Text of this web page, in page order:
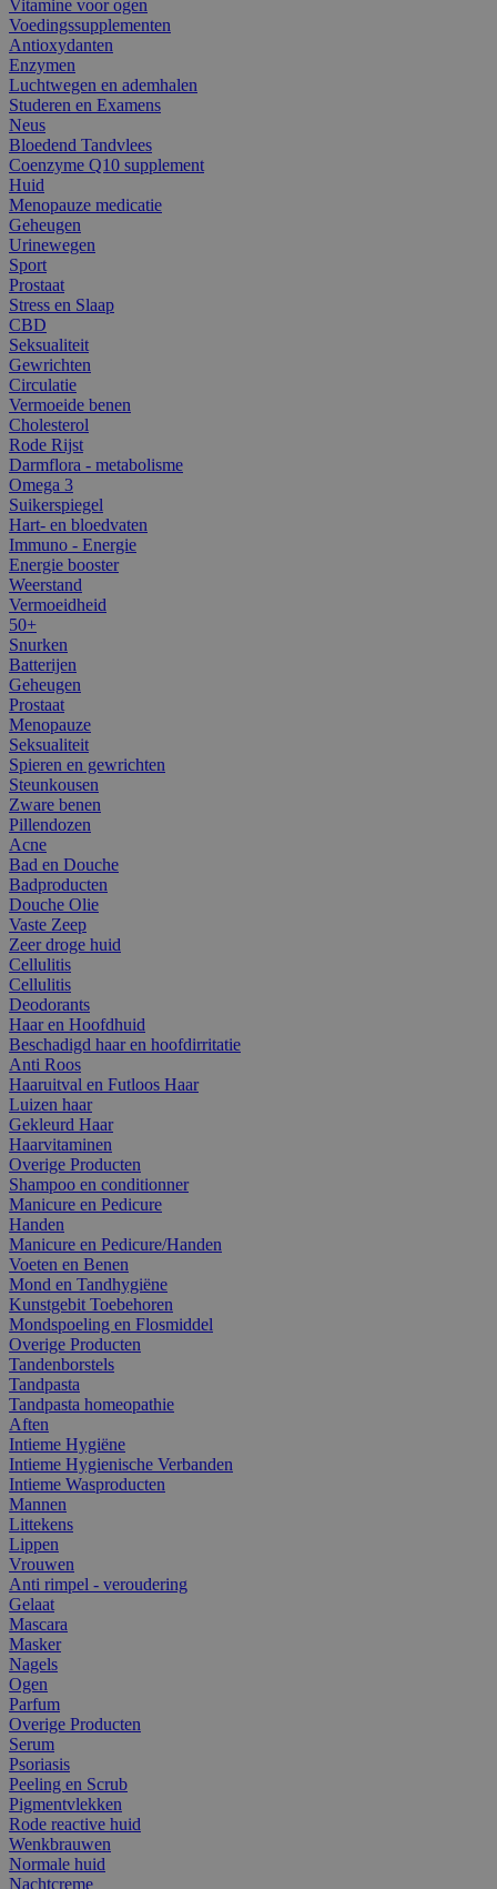
Vitamine voor ogen
Voedingssupplementen
Antioxydanten
Enzymen
Luchtwegen en ademhalen
Studeren en Examens
Neus
Bloedend Tandvlees
Coenzyme Q10 supplement
Huid
Menopauze medicatie
Geheugen
Urinewegen
Sport
Prostaat
Stress en Slaap
CBD
Seksualiteit
Gewrichten
Circulatie
Vermoeide benen
Cholesterol
Rode Rijst
Darmflora - metabolisme
Omega 3
Suikerspiegel
Hart- en bloedvaten
Immuno - Energie
Energie booster
Weerstand
Vermoeidheid
50+
Snurken
Batterijen
Geheugen
Prostaat
Menopauze
Seksualiteit
Spieren en gewrichten
Steunkousen
Zware benen
Pillendozen
Acne
Bad en Douche
Badproducten
Douche Olie
Vaste Zeep
Zeer droge huid
Cellulitis
Cellulitis
Deodorants
Haar en Hoofdhuid
Beschadigd haar en hoofdirritatie
Anti Roos
Haaruitval en Futloos Haar
Luizen haar
Gekleurd Haar
Haarvitaminen
Overige Producten
Shampoo en conditionner
Manicure en Pedicure
Handen
Manicure en Pedicure/Handen
Voeten en Benen
Mond en Tandhygiëne
Kunstgebit Toebehoren
Mondspoeling en Flosmiddel
Overige Producten
Tandenborstels
Tandpasta
Tandpasta homeopathie
Aften
Intieme Hygiëne
Intieme Hygienische Verbanden
Intieme Wasproducten
Mannen
Littekens
Lippen
Vrouwen
Anti rimpel - veroudering
Gelaat
Mascara
Masker
Nagels
Ogen
Parfum
Overige Producten
Serum
Psoriasis
Peeling en Scrub
Pigmentvlekken
Rode reactive huid
Wenkbrauwen
Normale huid
Nachtcreme